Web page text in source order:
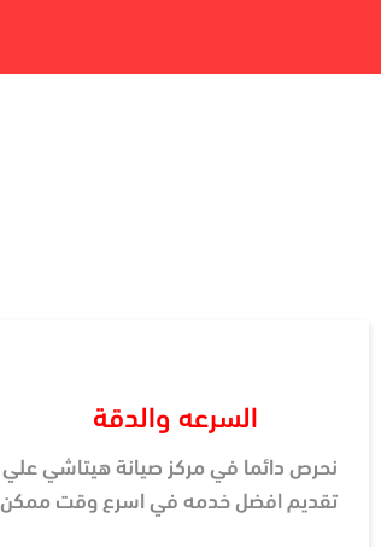
السرعه والدقة
نحرص دائما في مركز صيانة هيتاشي علي
تقديم افضل خدمه في اسرع وقت ممكن